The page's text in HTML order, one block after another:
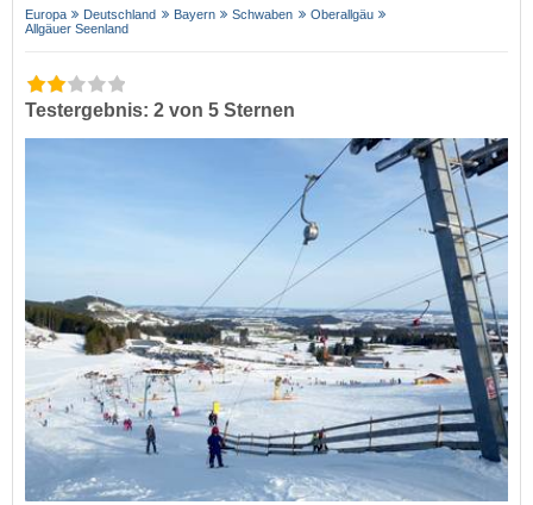
Europa Deutschland Bayern Schwaben
Oberallgäu
Allgäuer Seenland
Testergebnis: 2 von 5 Sternen